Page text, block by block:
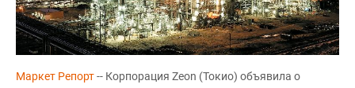
Маркет Репорт-- Корпорация Zeon (Токио) объявила о